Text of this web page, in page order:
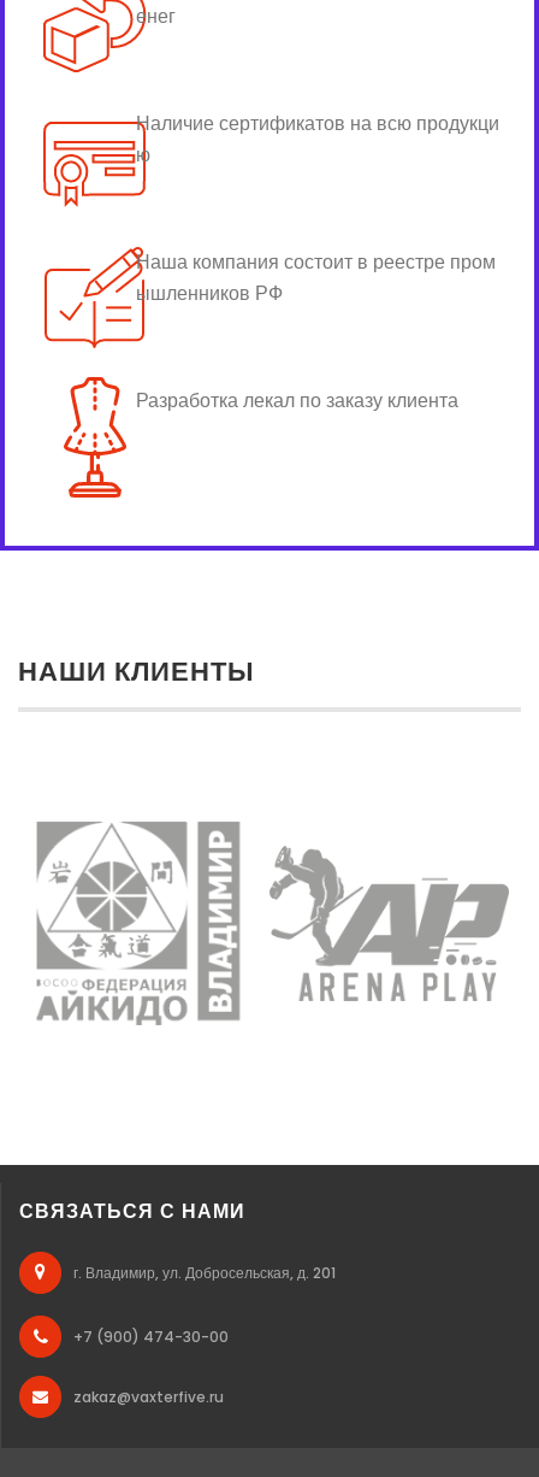
енег
Наличие сертификатов на всю продукци
ю
Наша компания состоит в реестре пром
ышленников РФ
Разработка лекал по заказу клиента
НАШИ КЛИЕНТЫ
СВЯЗАТЬСЯ С НАМИ
г. Владимир, ул. Добросельская, д. 201
+7 (900) 474-30-00
zakaz@vaxterfive.ru